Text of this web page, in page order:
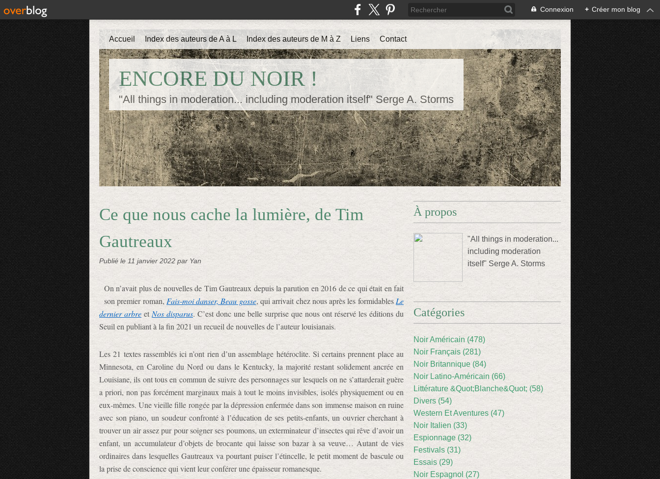
Connexion + Créer mon blog
ENCORE DU NOIR !
"All things in moderation... including moderation itself" Serge A. Storms
Accueil Index des auteurs de A à L Index des auteurs de M à Z Liens Contact
Ce que nous cache la lumière, de Tim
Gautreaux
Publié le 11 janvier 2022 par Yan
On n’avait plus de nouvelles de Tim Gautreaux depuis la parution en 2016 de ce qui était en fait
son premier roman, Fais-moi danser, Beau gosse, qui arrivait chez nous après les formidables Le
dernier arbre etNos disparus. C’est donc une belle surprise que nous ont réservé les éditions du
Seuil en publiant à la fin 2021 un recueil de nouvelles de l’auteur louisianais.
Les 21 textes rassemblés ici n’ont rien d’un assemblage hétéroclite. Si certains prennent place au
Minnesota, en Caroline du Nord ou dans le Kentucky, la majorité restant solidement ancrée en
Louisiane, ils ont tous en commun de suivre des personnages sur lesquels on ne s’attarderait guère
a priori, non pas forcément marginaux mais à tout le moins invisibles, isolés physiquement ou en
eux-mêmes. Une vieille fille rongée par la dépression enfermée dans son immense maison en ruine
avec son piano, un soudeur confronté à l’éducation de ses petits-enfants, un ouvrier cherchant à
trouver un air assez pur pour soigner ses poumons, un exterminateur d’insectes qui rêve d’avoir un
enfant, un accumulateur d’objets de brocante qui laisse son bazar à sa veuve… Autant de vies
ordinaires dans lesquelles Gautreaux va pourtant puiser l’étincelle, le petit moment de bascule ou
la prise de conscience qui vient leur conférer une épaisseur romanesque.
À propos
"All things in moderation...
including moderation
itself" Serge A. Storms
Catégories
Noir Américain (478)
Noir Français (281)
Noir Britannique (84)
Noir Latino-Américain (66)
Littérature &Quot;Blanche&Quot; (58)
Divers (54)
Western Et Aventures (47)
Noir Italien (33)
Espionnage (32)
Festivals (31)
Essais (29)
Noir Espagnol (27)